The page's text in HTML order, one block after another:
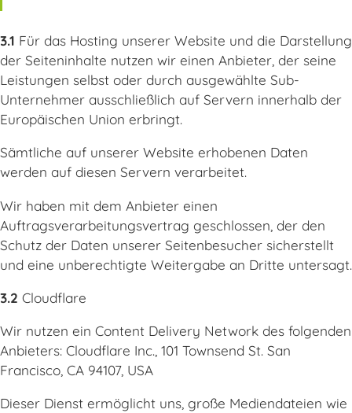
3.1 Für das Hosting unserer Website und die Darstellung
der Seiteninhalte nutzen wir einen Anbieter, der seine
Leistungen selbst oder durch ausgewählte Sub-
Unternehmer ausschließlich auf Servern innerhalb der
Europäischen Union erbringt.
Sämtliche auf unserer Website erhobenen Daten
werden auf diesen Servern verarbeitet.
Wir haben mit dem Anbieter einen
Auftragsverarbeitungsvertrag geschlossen, der den
Schutz der Daten unserer Seitenbesucher sicherstellt
und eine unberechtigte Weitergabe an Dritte untersagt.
3.2 Cloudflare
Wir nutzen ein Content Delivery Network des folgenden
Anbieters: Cloudflare Inc., 101 Townsend St. San
Francisco, CA 94107, USA
Dieser Dienst ermöglicht uns, große Mediendateien wie